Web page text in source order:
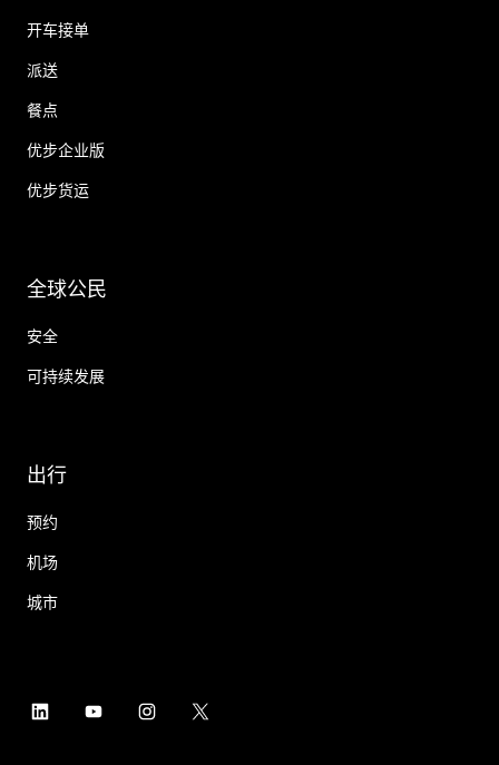
开车接单
派送
餐点
优步企业版
优步货运
全球公民
安全
可持续发展
出行
预约
机场
城市